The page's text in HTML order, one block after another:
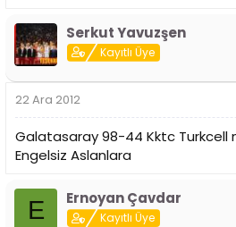
Serkut Yavuzşen
Kayıtlı Üye
22 Ara 2012
Galatasaray 98-44 Kktc Turkcell
Engelsiz Aslanlara
E Ernoyan Çavdar
Kayıtlı Üye